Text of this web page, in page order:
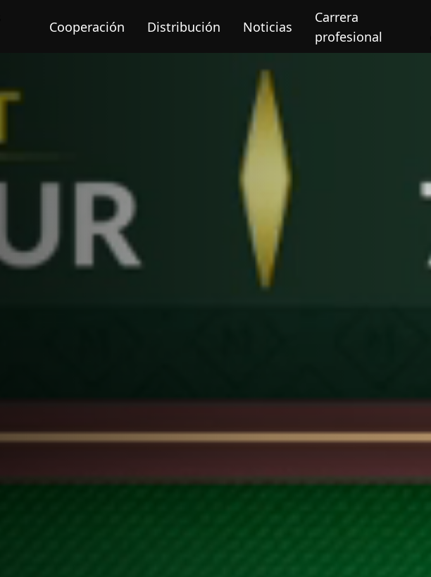
Cooperación Distribución Noticias
Carrera
profesional